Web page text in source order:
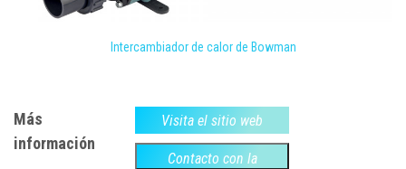
Intercambiador de calor de Bowman
Más
información
Visita el sitio web
Contacto con la